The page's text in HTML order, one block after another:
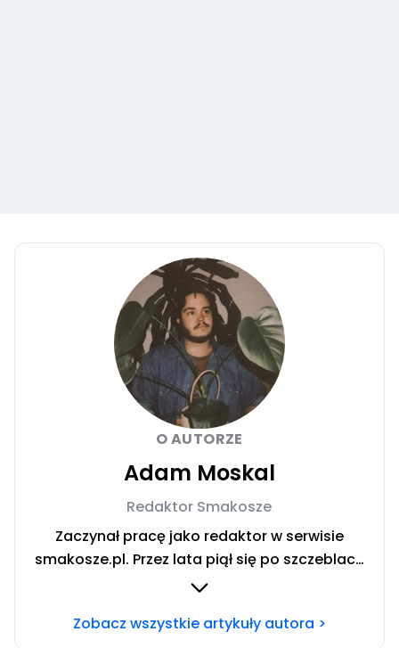
O AUTORZE
Adam Moskal
Redaktor Smakosze
Zaczynał pracę jako redaktor w serwisie
smakosze.pl. Przez lata piął się po szczeblach
przez stanowiska wydawnicze, w serwisach
oraz papilot.pl. Przez ponad rok dbał o serwis
Zobacz wszystkie artykuły autora >